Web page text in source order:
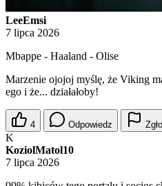
LeeEmsi
7 lipca 2026
Mbappe - Haaland - Olise
Marzenie ojojoj myślę, że Viking
ego i że... działałoby!
4 Odpowiedz
K
KoziolMatol10
7 lipca 2026